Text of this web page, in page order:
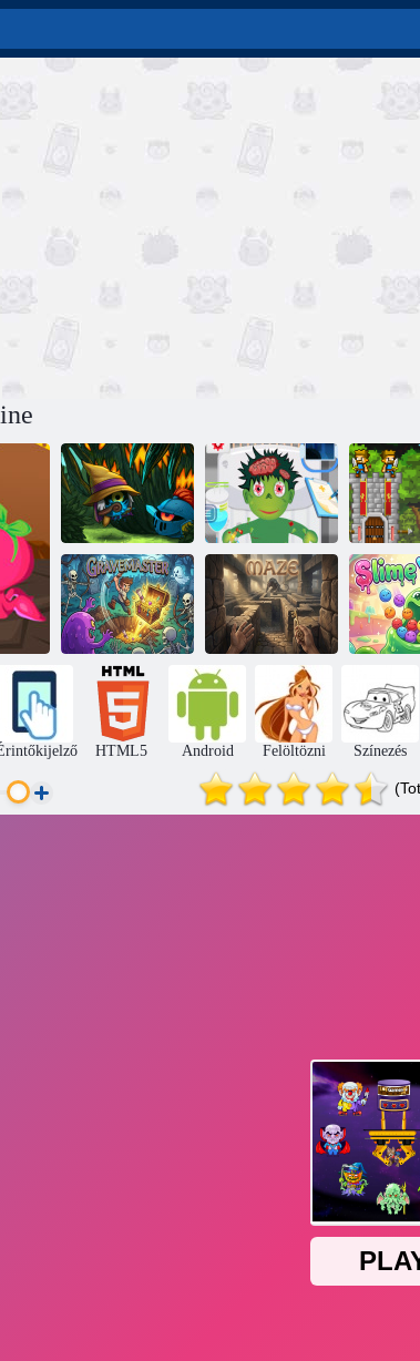
Orkio Monster Kórház
Mini
Kastély
Sírmester Labirintus Slime
HTML5 Android Felöltözni Színezés